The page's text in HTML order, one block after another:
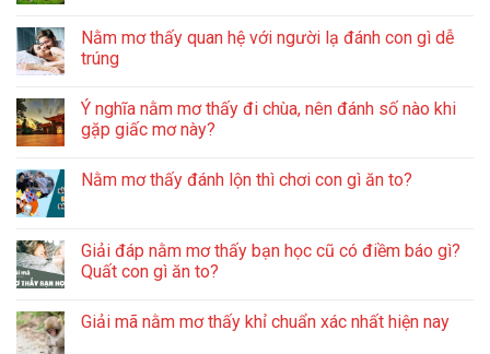
Nằm mơ thấy quan hệ với người lạ đánh con gì dễ
trúng
Ý nghĩa nằm mơ thấy đi chùa, nên đánh số nào khi
gặp giấc mơ này?
Nằm mơ thấy đánh lộn thì chơi con gì ăn to?
Giải đáp nằm mơ thấy bạn học cũ có điềm báo gì?
Quất con gì ăn to?
Giải mã nằm mơ thấy khỉ chuẩn xác nhất hiện nay